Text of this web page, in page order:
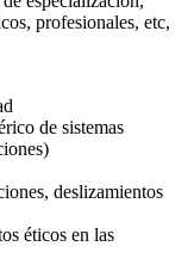
profesionales, etc,
de sistemas
deslizamientos
éticos en las